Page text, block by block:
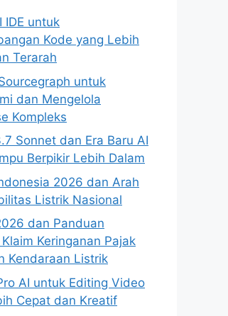
IDE untuk
Kode yang Lebih
Terarah
untuk
dan Mengelola
Kompleks
Sonnet dan Era Baru AI
Berpikir Lebih Dalam
2026 dan Arah
Listrik Nasional
dan Panduan
Keringanan Pajak
Kendaraan Listrik
AI untuk Editing Video
Cepat dan Kreatif